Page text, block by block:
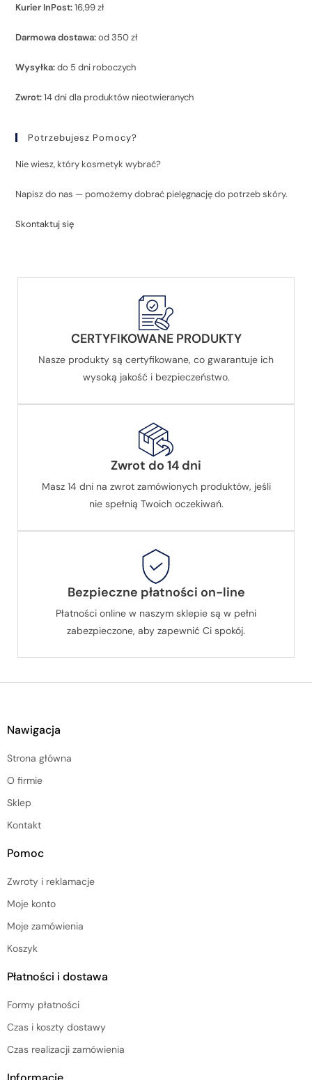
Kurier InPost:16,99 zł
Darmowa dostawa:od 350 zł
Wysyłka:do 5 dni roboczych
Zwrot:14 dni dla produktów nieotwieranych
Potrzebujesz Pomocy?
Nie wiesz, który kosmetyk wybrać?
Napisz do nas — pomożemy dobrać pielęgnację do potrzeb skóry.
Skontaktuj się
CERTYFIKOWANE PRODUKTY
Nasze produkty są certyfikowane, co gwarantuje ich
wysoką jakość i bezpieczeństwo.
Zwrot do 14 dni
Masz 14 dni na zwrot zamówionych produktów, jeśli
nie spełnią Twoich oczekiwań.
Bezpieczne płatności on-line
Płatności online w naszym sklepie są w pełni
zabezpieczone, aby zapewnić Ci spokój.
Nawigacja
Strona główna
O firmie
Sklep
Kontakt
Pomoc
Zwroty i reklamacje
Moje konto
Moje zamówienia
Koszyk
Płatności i dostawa
Formy płatności
Czas i koszty dostawy
Czas realizacji zamówienia